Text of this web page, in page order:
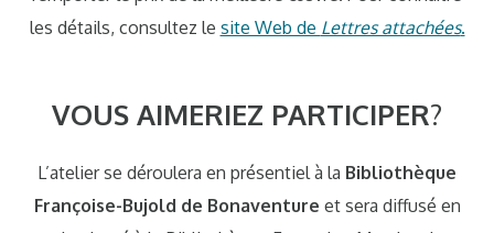
les détails, consultez le site Web de Lettres attachées.
VOUS AIMERIEZ PARTICIPER?
L’atelier se déroulera en présentiel à la Bibliothèque
Françoise-Bujold de Bonaventure et sera diffusé en